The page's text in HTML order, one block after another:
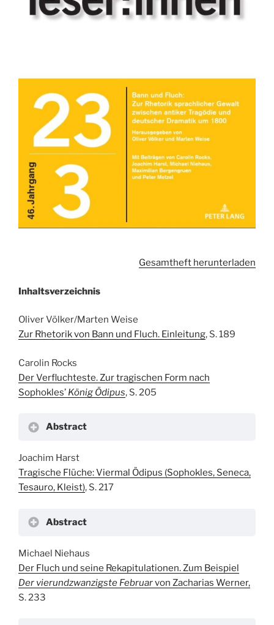
Gesamtheft herunterladen
Inhaltsverzeichnis
Oliver Völker/Marten Weise
Zur Rhetorik von Bann und Fluch. Einleitung, S. 189
Carolin Rocks
Der Verfluchteste. Zur tragischen Form nach
Sophokles’ König Ödipus, S. 205
Abstract
Joachim Harst
Tragische Flüche: Viermal Ödipus (Sophokles, Seneca,
Tesauro, Kleist), S. 217
Abstract
Michael Niehaus
Der Fluch und seine Rekapitulationen. Zum Beispiel
Der vierundzwanzigste Februarvon Zacharias Werner,
S. 233